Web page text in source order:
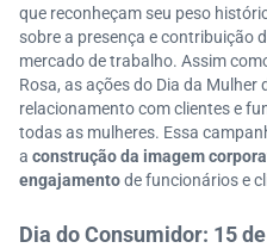
que reconheçam seu peso
sobre a presença e contribuição
mercado de trabalho. Assim
Rosa, as ações do Dia da
relacionamento com clientes e
todas as mulheres. Essa
a construção da imagem
engajamentode funcionários e
Dia do Consumidor: 15